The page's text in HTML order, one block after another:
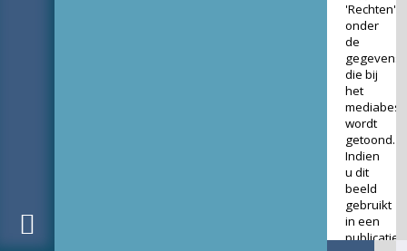
'Rechten'
onder
de
gegevens
die bij
het
wordt
getoond.
Indien
u dit
beeld
gebruikt
in een
publicatie,